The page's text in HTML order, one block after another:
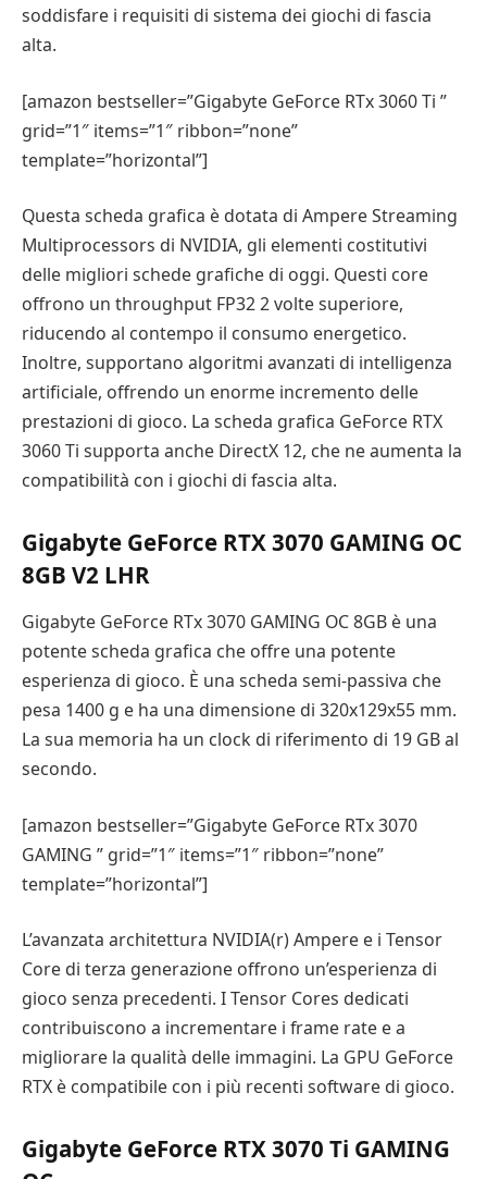
soddisfare i requisiti di sistema dei giochi di fascia
alta.
[amazon bestseller=”Gigabyte GeForce RTx 3060 Ti ”
grid=”1″ items=”1″ ribbon=”none”
template=”horizontal”]
Questa scheda grafica è dotata di Ampere Streaming
Multiprocessors di NVIDIA, gli elementi costitutivi
delle migliori schede grafiche di oggi. Questi core
offrono un throughput FP32 2 volte superiore,
riducendo al contempo il consumo energetico.
Inoltre, supportano algoritmi avanzati di intelligenza
artificiale, offrendo un enorme incremento delle
prestazioni di gioco. La scheda grafica GeForce RTX
3060 Ti supporta anche DirectX 12, che ne aumenta la
compatibilità con i giochi di fascia alta.
Gigabyte GeForce RTX 3070 GAMING OC
8GB V2 LHR
Gigabyte GeForce RTx 3070 GAMING OC 8GB è una
potente scheda grafica che offre una potente
esperienza di gioco. È una scheda semi-passiva che
pesa 1400 g e ha una dimensione di 320x129x55 mm.
La sua memoria ha un clock di riferimento di 19 GB al
secondo.
[amazon bestseller=”Gigabyte GeForce RTx 3070
GAMING ” grid=”1″ items=”1″ ribbon=”none”
template=”horizontal”]
L’avanzata architettura NVIDIA(r) Ampere e i Tensor
Core di terza generazione offrono un’esperienza di
gioco senza precedenti. I Tensor Cores dedicati
contribuiscono a incrementare i frame rate e a
migliorare la qualità delle immagini. La GPU GeForce
RTX è compatibile con i più recenti software di gioco.
Gigabyte GeForce RTX 3070 Ti GAMING